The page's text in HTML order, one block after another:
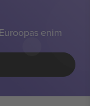
enim